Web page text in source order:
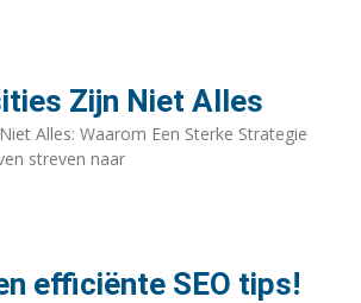
Zijn Niet Alles
Alles: Waarom Een Sterke Strategie
streven naar
efficiënte SEO tips!